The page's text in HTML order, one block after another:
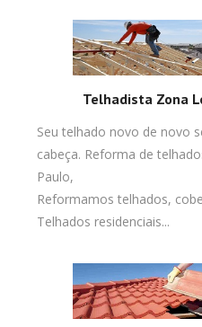
Telhadista Zona
Seu telhado novo de novo
cabeça. Reforma de
Paulo,
Reformamos telhados,
Telhados residenciais...